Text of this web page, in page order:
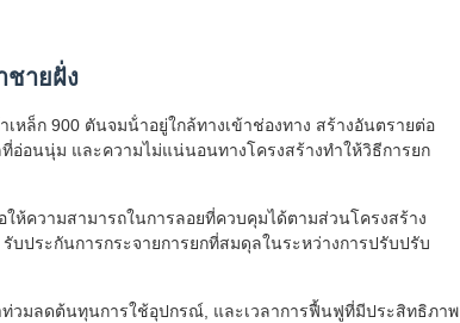
ชายฝั่ง
หล็ก 900 ตันจมน้ําอยู่ใกล้ทางเข้าช่องทาง สร้างอันตรายต่อ
อ่อนนุ่ม และความไม่แน่นอนทางโครงสร้างทําให้วิธีการยก
ห้ความสามารถในการลอยที่ควบคุมได้ตามส่วนโครงสร้าง
บประกันการกระจายการยกที่สมดุลในระหว่างการปรับปรับ
วมลดต้นทุนการใช้อุปกรณ์, และเวลาการฟื้นฟูที่มีประสิทธิภาพ